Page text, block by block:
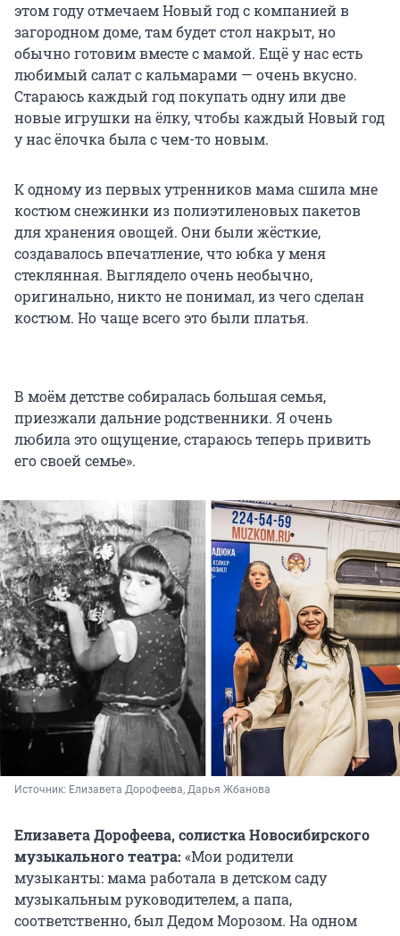
этом году отмечаем Новый год с компанией в
загородном доме, там будет стол накрыт, но
обычно готовим вместе с мамой. Ещё у нас есть
любимый салат с кальмарами — очень вкусно.
Стараюсь каждый год покупать одну или две
новые игрушки на ёлку, чтобы каждый Новый год
у нас ёлочка была с чем-то новым.
К одному из первых утренников мама сшила мне
костюм снежинки из полиэтиленовых пакетов
для хранения овощей. Они были жёсткие,
создавалось впечатление, что юбка у меня
стеклянная. Выглядело очень необычно,
оригинально, никто не понимал, из чего сделан
костюм. Но чаще всего это были платья.
В моём детстве собиралась большая семья,
приезжали дальние родственники. Я очень
любила это ощущение, стараюсь теперь привить
его своей семье».
Источник: Елизавета Дорофеева, Дарья Жбанова
Елизавета Дорофеева, солистка Новосибирского
музыкального театра: «Мои родители
музыканты: мама работала в детском саду
музыкальным руководителем, а папа,
соответственно, был Дедом Морозом. На одном